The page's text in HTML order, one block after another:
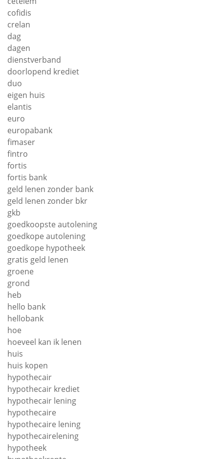
cofidis
crelan
dag
dagen
dienstverband
doorlopend krediet
duo
eigen huis
elantis
euro
europabank
fimaser
fintro
fortis
fortis bank
geld lenen zonder bank
geld lenen zonder bkr
gkb
goedkoopste autolening
goedkope autolening
goedkope hypotheek
gratis geld lenen
groene
grond
heb
hello bank
hellobank
hoe
hoeveel kan ik lenen
huis
huis kopen
hypothecair
hypothecair krediet
hypothecair lening
hypothecaire
hypothecaire lening
hypothecairelening
hypotheek